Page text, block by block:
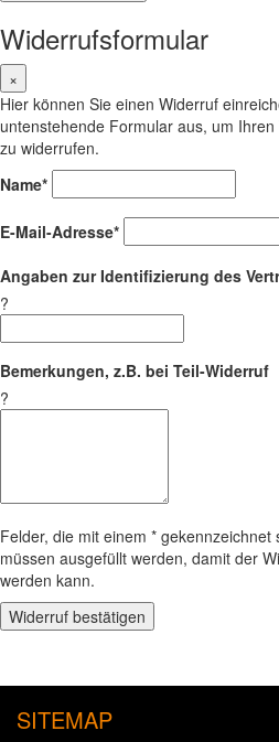
Widerrufsformular
×
Hier können Sie einen Widerruf
untenstehende Formular aus, um
zu widerrufen.
Name*
E-Mail-Adresse*
Angaben zur Identifizierung des
?
Bemerkungen, z.B. bei Teil-Widerruf
?
Felder, die mit einem *
müssen ausgefüllt werden, damit der
werden kann.
Widerruf bestätigen
SITEMAP